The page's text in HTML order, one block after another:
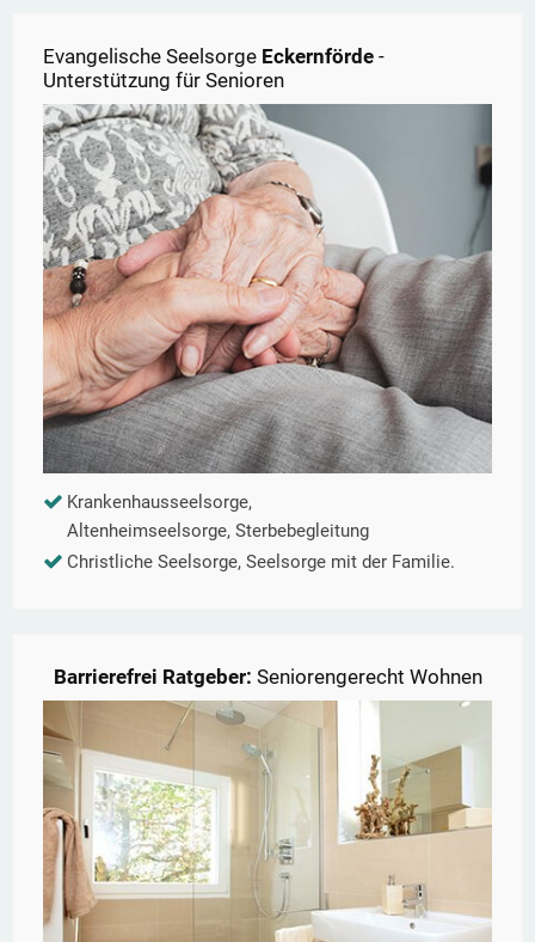
Evangelische Seelsorge Eckernförde -
Unterstützung für Senioren
Krankenhausseelsorge,
Altenheimseelsorge, Sterbebegleitung
Christliche Seelsorge, Seelsorge mit der Familie.
Barrierefrei Ratgeber: Seniorengerecht Wohnen